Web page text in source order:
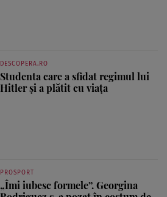
DESCOPERA.RO
Studenta care a sfidat regimul lui
Hitler și a plătit cu viața
PROSPORT
„Îmi iubesc formele”. Georgina